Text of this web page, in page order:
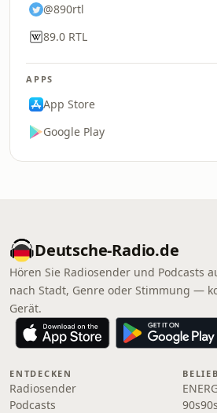
@890rtl
89.0 RTL
APPS
App Store
Google Play
Deutsche-Radio.de
Hören Sie Radiosender und Podcasts
nach Stadt, Genre oder Stimmung —
Gerät.
ENTDECKEN
Radiosender
Podcasts